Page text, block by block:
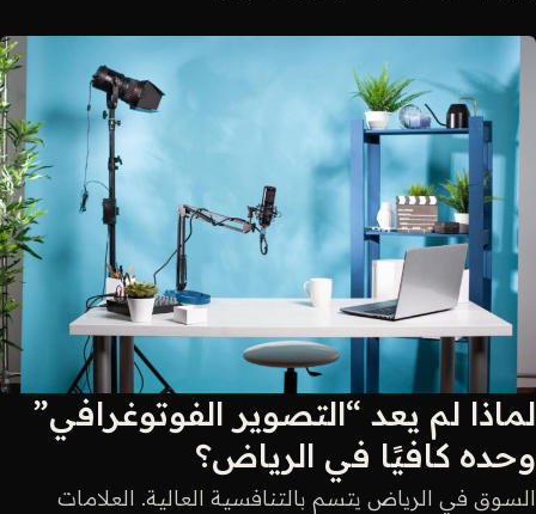
لماذا لم يعد “التصوير الفوتوغرافي”
وحده كافيًا في الرياض؟
السوق في الرياض يتسم بالتنافسية العالية. العلامات